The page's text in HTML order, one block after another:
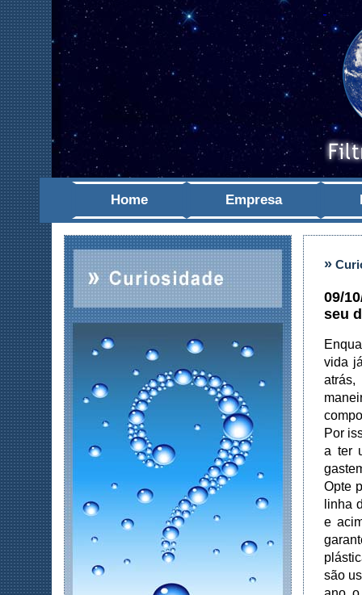
Home Empresa
»
09/
seu
vida
atrás,
Por
a ter
Opte
linha
e
são